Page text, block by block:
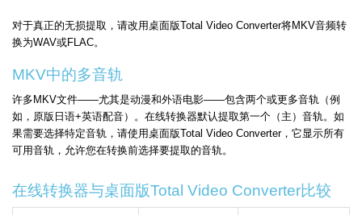
对于真正的无损提取，请改用桌面版Total Video Converter将MKV音频转
换为WAV或FLAC。
MKV中的多音轨
许多MKV文件——尤其是动漫和外语电影——包含两个或更多音轨（例
如，原版日语+英语配音）。在线转换器默认提取第一个（主）音轨。如
果需要选择特定音轨，请使用桌面版Total Video Converter，它显示所有
可用音轨，允许您在转换前选择要提取的音轨。
在线转换器与桌面版Total Video Converter比较